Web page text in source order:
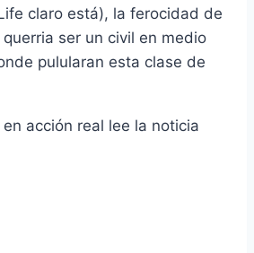
claro está), la ferocidad de
ser un civil en medio
pulularan esta clase de
acción real lee la noticia